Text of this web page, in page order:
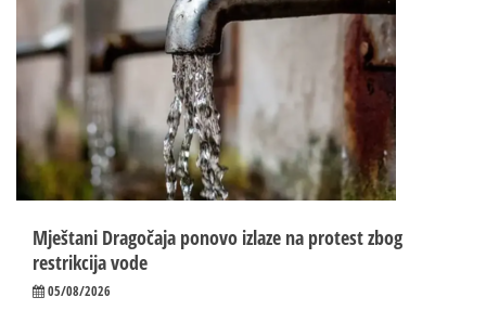
Mještani Dragočaja ponovo izlaze na protest zbog
restrikcija vode
05/08/2026